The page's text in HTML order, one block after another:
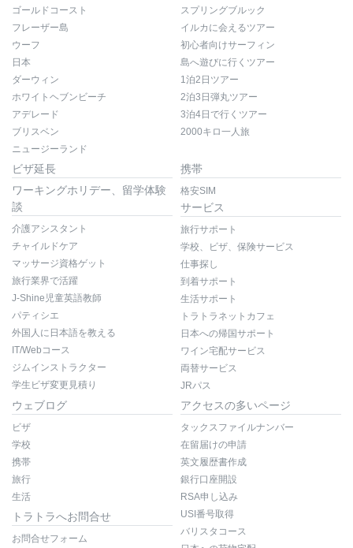
ゴールドコースト
フレーザー島
ウーフ
日本
ダーウィン
ホワイトヘブンビーチ
アデレード
ブリスベン
ニュージーランド
スプリングブルック
イルカに会えるツアー
初心者向けサーフィン
島へ遊びに行くツアー
1泊2日ツアー
2泊3日弾丸ツアー
3泊4日で行くツアー
2000キロ一人旅
ビザ延長
ワーキングホリデー、留学体験
談
介護アシスタント
チャイルドケア
マッサージ資格ゲット
旅行業界で活躍
J-Shine児童英語教師
パティシエ
外国人に日本語を教える
IT/Webコース
ジムインストラクター
学生ビザ変更見積り
携帯
格安SIM
サービス
旅行サポート
学校、ビザ、保険サービス
仕事探し
到着サポート
生活サポート
トラトラネットカフェ
日本への帰国サポート
ワイン宅配サービス
両替サービス
JRパス
ウェブログ
ビザ
学校
携帯
旅行
生活
トラトラへお問合せ
お問合せフォーム
アクセスの多いページ
タックスファイルナンバー
在留届けの申請
英文履歴書作成
銀行口座開設
RSA申し込み
USI番号取得
バリスタコース